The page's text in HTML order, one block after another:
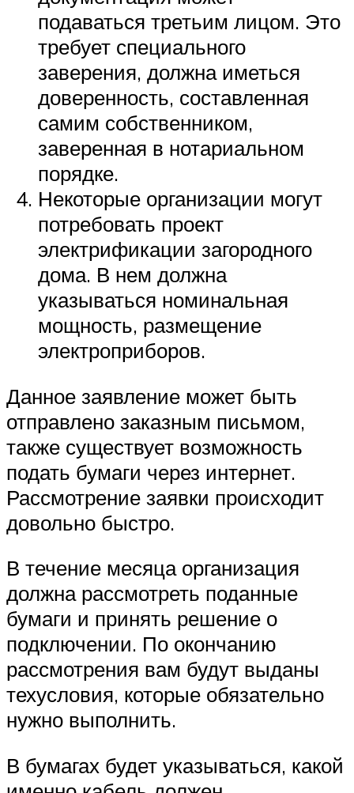
подаваться третьим лицом. Это
требует специального
заверения, должна иметься
доверенность, составленная
самим собственником,
заверенная в нотариальном
порядке.
Некоторые организации могут
потребовать проект
электрификации загородного
дома. В нем должна
указываться номинальная
мощность, размещение
электроприборов.
Данное заявление может быть
отправлено заказным письмом,
также существует возможность
подать бумаги через интернет.
Рассмотрение заявки происходит
довольно быстро.
В течение месяца организация
должна рассмотреть поданные
бумаги и принять решение о
подключении. По окончанию
рассмотрения вам будут выданы
техусловия, которые обязательно
нужно выполнить.
В бумагах будет указываться, какой